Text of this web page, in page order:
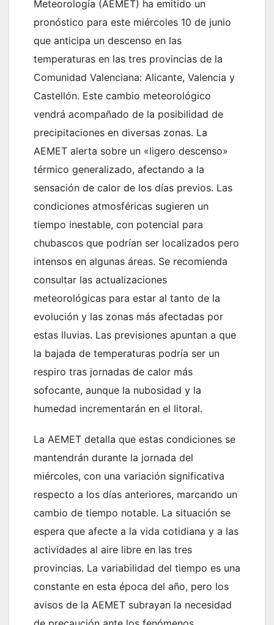
Meteorología (AEMET) ha emitido un
pronóstico para este miércoles 10 de junio
que anticipa un descenso en las
temperaturas en las tres provincias de la
Comunidad Valenciana: Alicante, Valencia y
Castellón. Este cambio meteorológico
vendrá acompañado de la posibilidad de
precipitaciones en diversas zonas. La
AEMET alerta sobre un «ligero descenso»
térmico generalizado, afectando a la
sensación de calor de los días previos. Las
condiciones atmosféricas sugieren un
tiempo inestable, con potencial para
chubascos que podrían ser localizados pero
intensos en algunas áreas. Se recomienda
consultar las actualizaciones
meteorológicas para estar al tanto de la
evolución y las zonas más afectadas por
estas lluvias. Las previsiones apuntan a que
la bajada de temperaturas podría ser un
respiro tras jornadas de calor más
sofocante, aunque la nubosidad y la
humedad incrementarán en el litoral.
La AEMET detalla que estas condiciones se
mantendrán durante la jornada del
miércoles, con una variación significativa
respecto a los días anteriores, marcando un
cambio de tiempo notable. La situación se
espera que afecte a la vida cotidiana y a las
actividades al aire libre en las tres
provincias. La variabilidad del tiempo es una
constante en esta época del año, pero los
avisos de la AEMET subrayan la necesidad